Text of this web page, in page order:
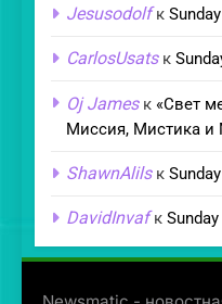
Jesusodolfк
CarlosUsatsк
Oj Jamesк «Свет
Миссия, Мистика и
ShawnAlilsк
DavidInvafк